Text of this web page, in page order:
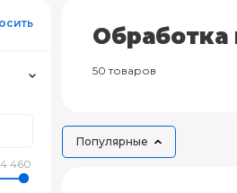
Обработка
50 товаров
Популярные
460